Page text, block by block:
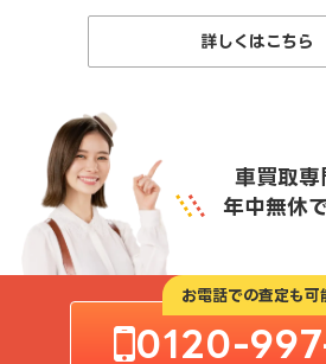
詳しくはこちら
車買取専
年中無休
お電話での査定も可
0120-